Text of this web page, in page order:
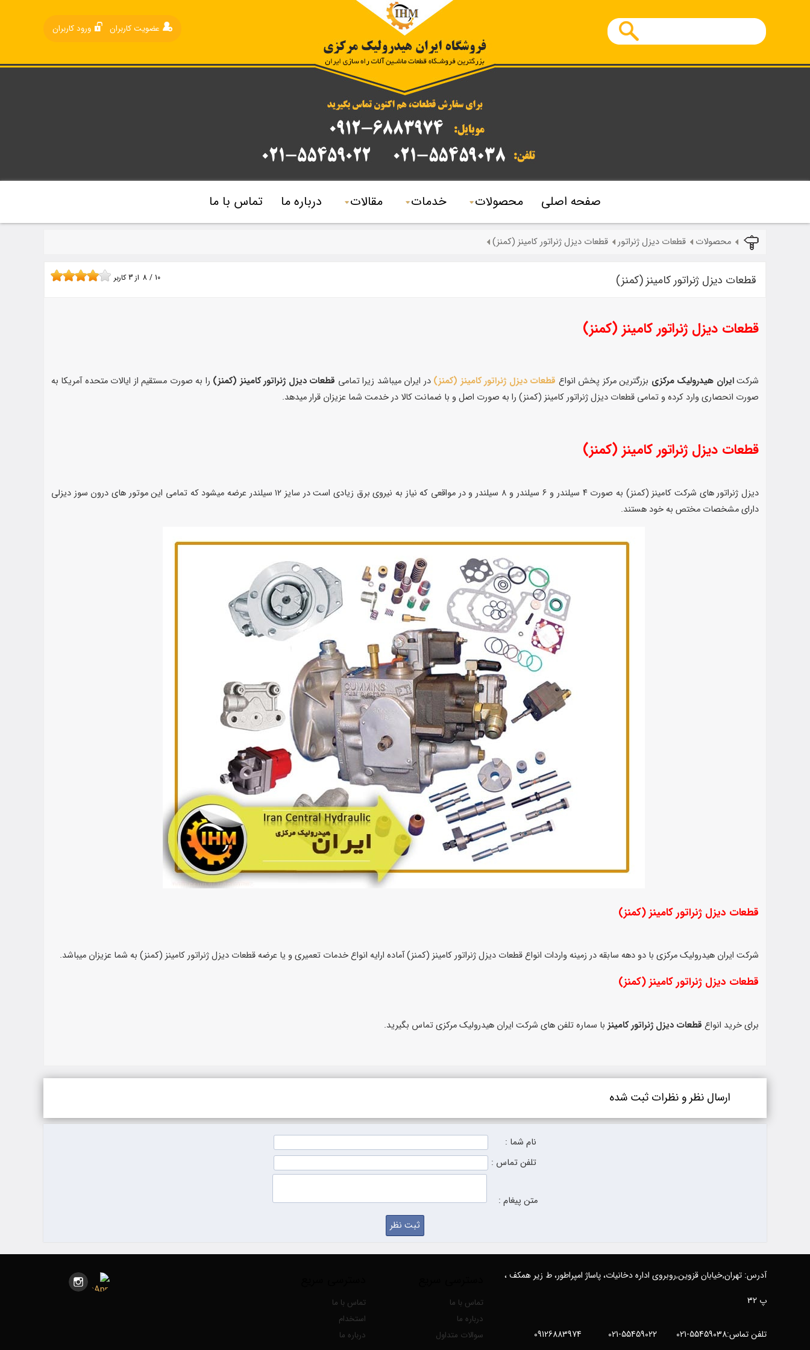
ورود کاربران عضویت کاربران
صفحه اصلی محصولات خدمات مقالات درباره ما تماس با ما
محصولات قطعات دیزل ژنراتور قطعات دیزل ژنراتور کامینز (کمنز)
قطعات دیزل ژنراتور کامینز (کمنز) 8 / 10 از 3کاربر
قطعات دیزل ژنراتور کامینز (کمنز)
شرکتایران هیدرولیک مرکزی بزرگترین مرکز پخش انواع قطعات دیزل ژنراتور کامینز (کمنز) در ایران میباشد زیرا تمامی قطعات دیزل ژنراتور کامینز (کمنز) را به صورت مستقیم از ایالات متحده آمریکا به
صورت انحصاری وارد کرده و تمامی قطعات دیزل ژنراتور کامینز (کمنز) را به صورت اصل و با ضمانت کالا در خدمت شما عزیزان قرار میدهد.
قطعات دیزل ژنراتور کامینز (کمنز)
دیزل ژنراتور های شرکت کامینز (کمنز) به صورت ۴ سیلندر و ۶ سیلندر و ۸ سیلندر و در مواقعی که نیاز به نیروی برق زیادی است در سایز ۱۲ سیلندر عرضه میشود که تمامی این موتور های درون سوز دیزلی
دارای مشخصات مختص به خود هستند.
قطعات دیزل ژنراتور کامینز (کمنز)
شرکت ایران هیدرولیک مرکزی با دو دهه سابقه در زمینه واردات انواع قطعات دیزل ژنراتور کامینز (کمنز) آماده ارایه انواع خدمات تعمیری و یا عرضه قطعات دیزل ژنراتور کامینز (کمنز) به شما عزیزان میباشد.
قطعات دیزل ژنراتور کامینز (کمنز)
برای خرید انواع قطعات دیزل ژنراتور کامینز با سماره تلفن های شرکت ایران هیدرولیک مرکزی تماس بگیرید.
ارسال نظر و نظرات ثبت شده
نام شما :
تلفن تماس :
متن پیغام :
آدرس: تهران,خیابان قزوین,روبروی اداره دخانیات، پاساژ امپراطور، ط زیر همکف ،
پ 32
تلفن تماس:55459038-021 55459022-021 09126883974
تماس با ما
درباره ما
سوالات متداول
تماس با ما
استخدام
درباره ما